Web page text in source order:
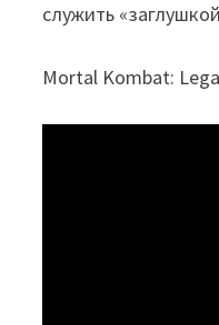
служить
Mortal Kombat: